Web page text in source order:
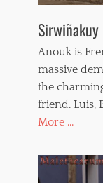
Sirwiñakuy
Anouk is
massive
the
friend. Luis,
More ...